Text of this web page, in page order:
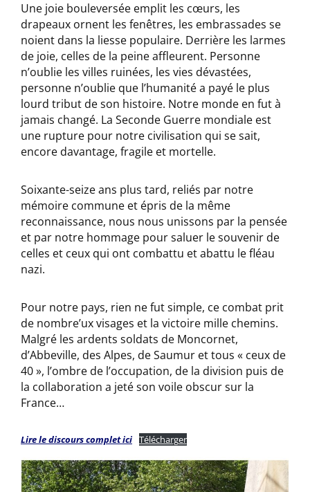
Une joie bouleversée emplit les cœurs, les
drapeaux ornent les fenêtres, les embrassades se
noient dans la liesse populaire. Derrière les larmes
de joie, celles de la peine affleurent. Personne
n’oublie les villes ruinées, les vies dévastées,
personne n’oublie que l’humanité a payé le plus
lourd tribut de son histoire. Notre monde en fut à
jamais changé. La Seconde Guerre mondiale est
une rupture pour notre civilisation qui se sait,
encore davantage, fragile et mortelle.
Soixante-seize ans plus tard, reliés par notre
mémoire commune et épris de la même
reconnaissance, nous nous unissons par la pensée
et par notre hommage pour saluer le souvenir de
celles et ceux qui ont combattu et abattu le fléau
nazi.
Pour notre pays, rien ne fut simple, ce combat prit
de nombre’ux visages et la victoire mille chemins.
Malgré les ardents soldats de Moncornet,
d’Abbeville, des Alpes, de Saumur et tous « ceux de
40 », l’ombre de l’occupation, de la division puis de
la collaboration a jeté son voile obscur sur la
France…
Lire le discours complet ici Télécharger